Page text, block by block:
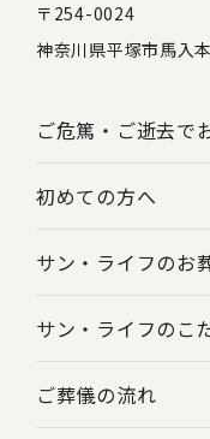
〒254-0024
神奈川県平塚市馬入
ご危篤・ご逝去で
初めての方へ
サン・ライフのお
サン・ライフのこ
ご葬儀の流れ